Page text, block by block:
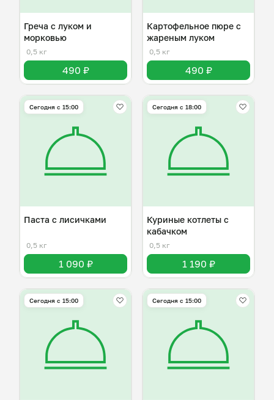
Греча с луком и
морковью
0,5 кг
490 ₽
Картофельное пюре с
жареным луком
0,5 кг
490 ₽
Сегодня с 15:00
Паста с лисичками
0,5 кг
1 090 ₽
Сегодня с 18:00
Куриные котлеты с
кабачком
0,5 кг
1 190 ₽
Сегодня с 15:00 Сегодня с 15:00